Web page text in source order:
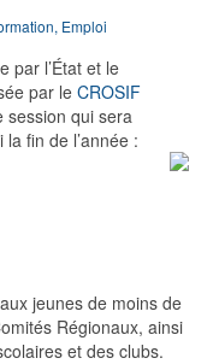
Emploi
par l’État et le
par le CROSIF
session qui sera
fin de l’année :
jeunes de moins de
Régionaux, ainsi
et des clubs.